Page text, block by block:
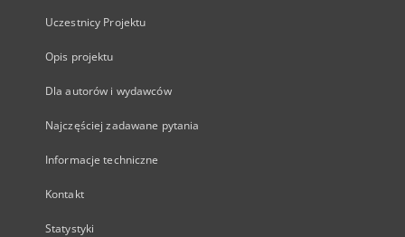
Uczestnicy Projektu
Opis projektu
Dla autorów i wydawców
Najczęściej zadawane pytania
Informacje techniczne
Kontakt
Statystyki